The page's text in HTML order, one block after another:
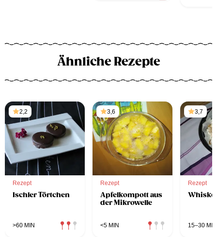
Ähnliche Rezepte
2,2
Rezept
Ischler Törtchen
>60 MIN
3,6
Rezept
Apfelkompott aus
der Mikrowelle
<5 MIN
3,7
Rezept
15–30 MIN